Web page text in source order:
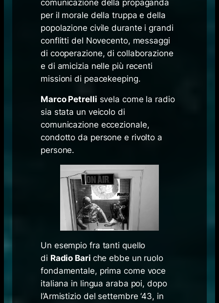
comunicazione della propaganda
per il morale della truppa e della
popolazione civile durante i grandi
conflitti del Novecento, messaggi
di cooperazione, di collaborazione
e di amicizia nelle più recenti
missioni di peacekeeping.
Marco Petrelli svela come la radio
sia stata un veicolo di
comunicazione eccezionale,
condotto da persone e rivolto a
persone.
Un esempio fra tanti quello
di Radio Bari che ebbe un ruolo
fondamentale, prima come voce
italiana in lingua araba poi, dopo
l’Armistizio del settembre ‘43, in